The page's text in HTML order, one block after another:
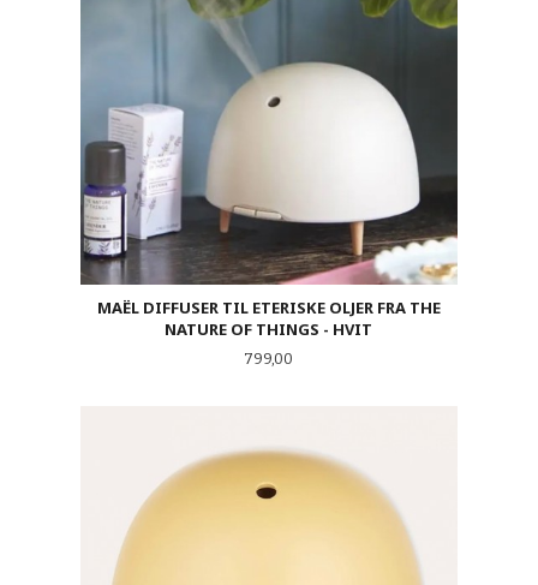
MAËL DIFFUSER TIL ETERISKE OLJER FRA THE
NATURE OF THINGS - HVIT
Pris
799,00